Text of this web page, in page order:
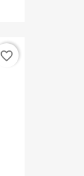
favorite_border